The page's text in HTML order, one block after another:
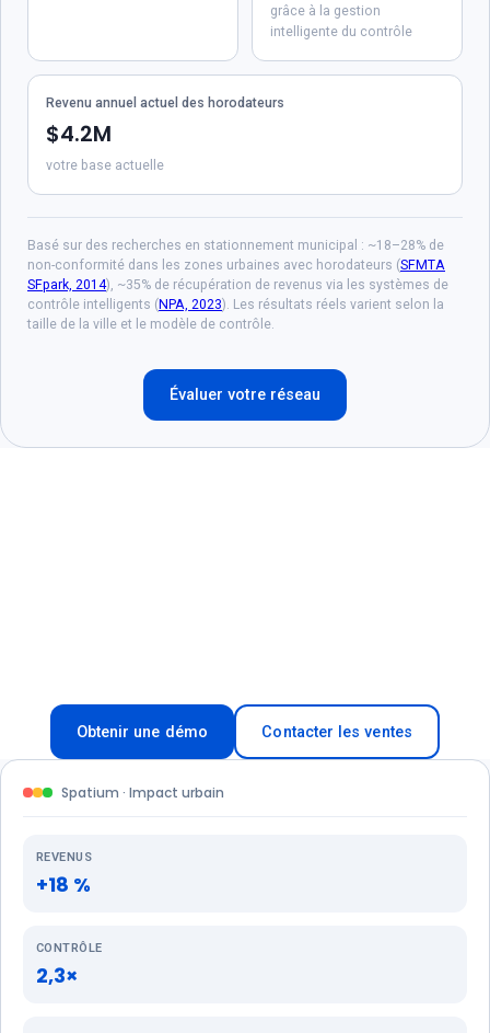
grâce à la gestion
intelligente du contrôle
Revenu annuel actuel des horodateurs
$4.2M
votre base actuelle
Basé sur des recherches en stationnement municipal : ~18–28% de
non-conformité dans les zones urbaines avec horodateurs (SFMTA
SFpark, 2014), ~35% de récupération de revenus via les systèmes de
contrôle intelligents ( NPA, 2023). Les résultats réels varient selon la
taille de la ville et le modèle de contrôle.
Évaluer votre réseau
Obtenir une démo Contacter les ventes
Spatium · Impact urbain
REVENUS
+18 %
CONTRÔLE
2,3×